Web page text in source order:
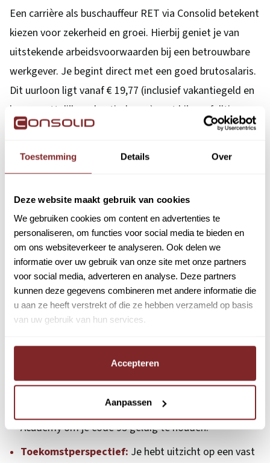
Toestemming Details Over
Deze website maakt gebruik van cookies
We gebruiken cookies om content en advertenties te
personaliseren, om functies voor social media te bieden en
om ons websiteverkeer te analyseren. Ook delen we
informatie over uw gebruik van onze site met onze partners
voor social media, adverteren en analyse. Deze partners
kunnen deze gegevens combineren met andere informatie die
u aan ze heeft verstrekt of die ze hebben verzameld op basis
van uw gebruik van hun services.
Accepteren
Aanpassen
Een carrière als buschauffeur RET via Consolid betekent
kiezen voor zekerheid en groei. Hierbij geniet je van
uitstekende arbeidsvoorwaarden bij een betrouwbare
werkgever. Je begint direct met een goed brutosalaris.
Dit uurloon ligt vanaf € 19,77 (inclusief vakantiegeld en
bovenwettelijke vakantiedagen), wat bij een fulltime
werkweek neerkomt op een bruto maandsalaris tussen
bovenop.
Naast een mooi salaris biedt deze unieke baan je nog
veel meer:
Volledige opleiding:Consolid regelt en betaalt het
grootste deel van jouw opleiding tot buschauffeur,
inclusief je rijbewijs D en code 95.
Baangarantie:Zodra je jouw traject succesvol
afrondt, heb je gegarandeerd werk bij de RET.
Ontwikkeling:Je krijgt een eigen coach en jaarlijks
kosteloos een dag nascholing via de Consolid
Academy om je code 95 geldig te houden.
Toekomstperspectief: Je hebt uitzicht op een vast